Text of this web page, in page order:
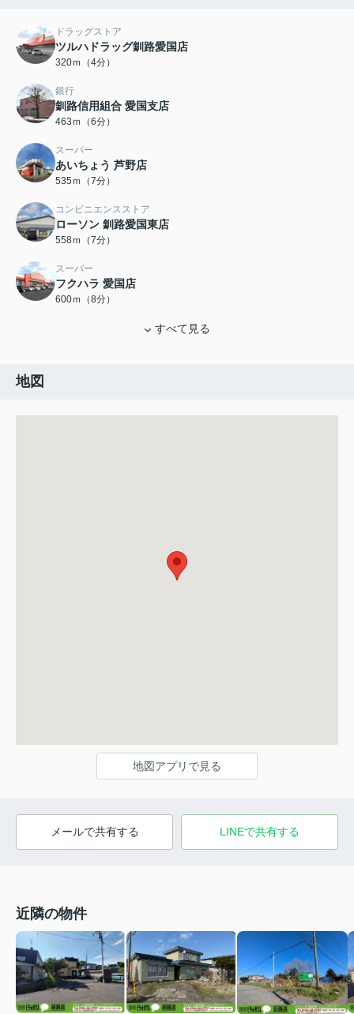
ドラッグストア
ツルハドラッグ釧路愛国店
320ｍ（4分）
銀行
釧路信用組合 愛国支店
463ｍ（6分）
スーパー
あいちょう 芦野店
535ｍ（7分）
コンビニエンスストア
ローソン 釧路愛国東店
558ｍ（7分）
スーパー
フクハラ 愛国店
600ｍ（8分）
すべて見る
地図
地図アプリで見る
メールで共有する LINEで共有する
近隣の物件